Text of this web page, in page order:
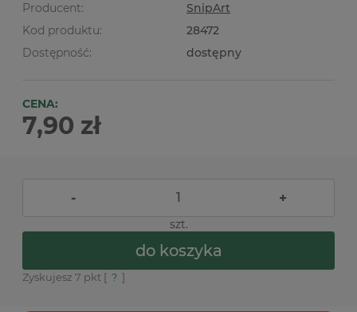
Producent:
SnipArt
Kod produktu:
28472
Dostępność:
dostępny
CENA:
7,90 zł
- +
szt.
do koszyka
Zyskujesz 7 pkt [ ? ]